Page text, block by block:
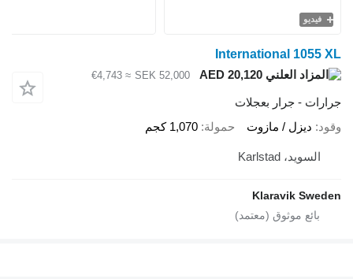
فيديو
International 1055
AED 20,120
SEK 52,000
≈ €4,743
- جرار بعجلات
ديزل / مازوت حمولة 1,070 كجم
السويد، Karlstad
Klaravik